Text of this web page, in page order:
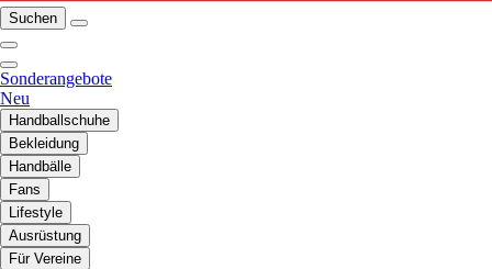
Suchen
Sonderangebote
Neu
Handballschuhe
Bekleidung
Handbälle
Fans
Lifestyle
Ausrüstung
Für Vereine